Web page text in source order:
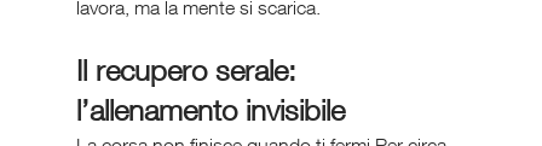
lavora, ma la mente si scarica.
Il recupero serale:
l’allenamento invisibile